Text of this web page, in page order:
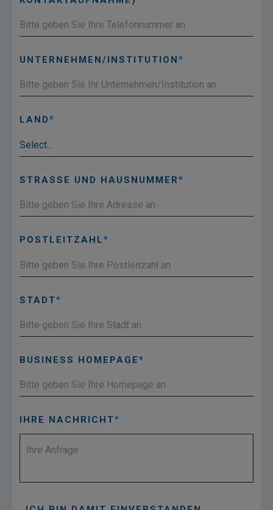
UNTERNEHMEN/INSTITUTION
LAND
STRASSE UND HAUSNUMMER
POSTLEITZAHL
STADT
BUSINESS HOMEPAGE
IHRE NACHRICHT